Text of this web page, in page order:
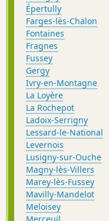
Épertully
Farges-lès-Chalon
Fontaines
Fragnes
Fussey
Gergy
Ivry-en-Montagne
La Loyère
La Rochepot
Ladoix-Serrigny
Lessard-le-National
Levernois
Lusigny-sur-Ouche
Magny-lès-Villers
Marey-lès-Fussey
Mavilly-Mandelot
Meloisey